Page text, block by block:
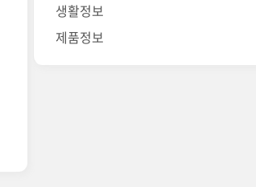
생활정보
제품정보